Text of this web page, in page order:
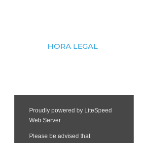
HORA LEGAL